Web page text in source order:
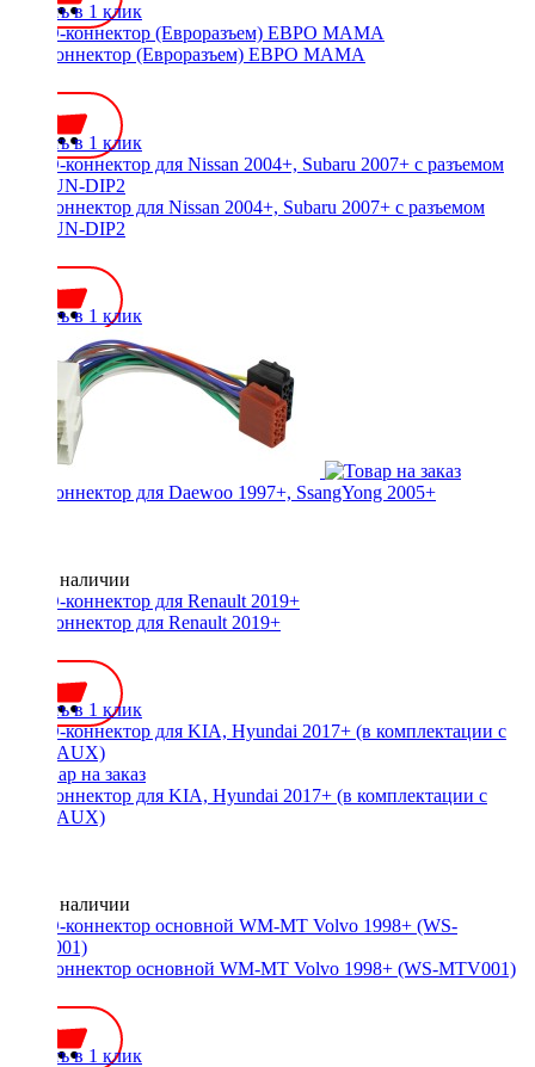
Купить в 1 клик
ISO-коннектор (Евроразъем) ЕВРО МАМА
Купить в 1 клик
ISO-коннектор для Nissan 2004+, Subaru 2007+ с разъемом
WM-UN-DIP2
Купить в 1 клик
ISO-коннектор для Daewoo 1997+, SsangYong 2005+
Нет в наличии
ISO-коннектор для Renault 2019+
Купить в 1 клик
ISO-коннектор для KIA, Hyundai 2017+ (в комплектации с
USB, AUX)
Нет в наличии
ISO-коннектор основной WM-MT Volvo 1998+ (WS-MTV001)
Купить в 1 клик